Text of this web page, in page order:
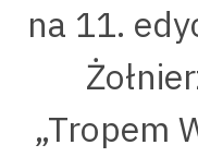
na 11.
„Tropem